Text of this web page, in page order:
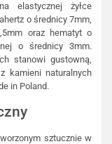
elastycznej żyłce
o średnicy 7mm,
oraz hematyt o
o średnicy 3mm.
stanowi gustowną,
kamieni naturalnych
in Poland.
sztucznie w